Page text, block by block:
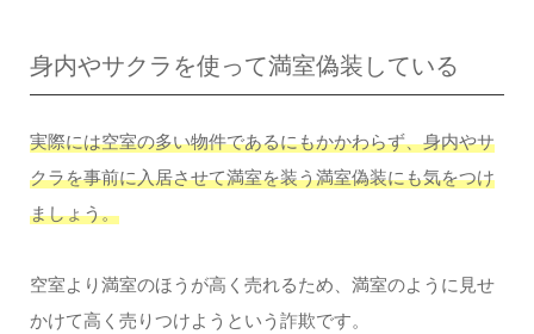
身内やサクラを使って満室偽装している
実際には空室の多い物件であるにもかかわらず、身内やサ
クラを事前に入居させて満室を装う満室偽装にも気をつけ
ましょう。
空室より満室のほうが高く売れるため、満室のように見せ
かけて高く売りつけようという詐欺です。